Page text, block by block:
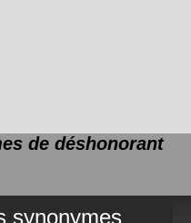
de déshonorant
synonymes